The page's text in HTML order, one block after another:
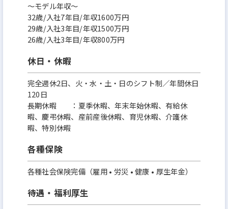
～モデル年収～
32歳/入社7年目/年収1600万円
29歳/入社3年目/年収1500万円
26歳/入社3年目/年収800万円
休日・休暇
完全週休2日、火・水・土・日のシフト制／年間休日
120日
長期休暇 ：夏季休暇、年末年始休暇、有給休
暇、慶弔休暇、産前産後休暇、育児休暇、介護休
暇、特別休暇
各種保険
各種社会保険完備（雇用 • 労災 • 健康 • 厚生年金）
待遇・福利厚生